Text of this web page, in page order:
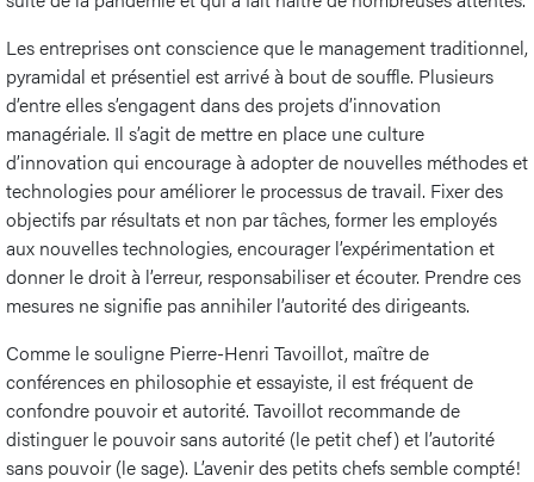
Les entreprises ont conscience que le management traditionnel,
pyramidal et présentiel est arrivé à bout de souffle. Plusieurs
d’entre elles s’engagent dans des projets d’innovation
managériale. Il s’agit de mettre en place une culture
d’innovation qui encourage à adopter de nouvelles méthodes et
technologies pour améliorer le processus de travail. Fixer des
objectifs par résultats et non par tâches, former les employés
aux nouvelles technologies, encourager l’expérimentation et
donner le droit à l’erreur, responsabiliser et écouter. Prendre ces
mesures ne signifie pas annihiler l’autorité des dirigeants.
Comme le souligne Pierre-Henri Tavoillot, maître de
conférences en philosophie et essayiste, il est fréquent de
confondre pouvoir et autorité. Tavoillot recommande de
distinguer le pouvoir sans autorité (le petit chef) et l’autorité
sans pouvoir (le sage). L’avenir des petits chefs semble compté!